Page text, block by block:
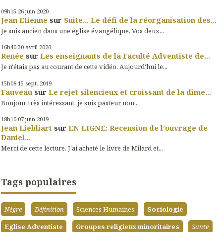
09h15 26 juin 2020
Jean Etienne sur Suite... Le défi de la réorganisation des...
Je suis ancien dans une église évangélique. Vos deux...
16h40 30 avril 2020
Renée sur Les enseignants de la Faculté Adventiste de...
Je n'étais pas au courant de cette vidéo. Aujourd'hui le...
15h08 15 sept. 2019
Fauveau sur Le rejet silencieux et croissant de la dîme...
Bonjour, très intéressant, je suis pasteur non...
18h10 07 juin 2019
Jean Liebliart sur EN LIGNE: Recension de l'ouvrage de
Daniel...
Merci de cette lecture. J'ai acheté le livre de Milard et...
Tags populaires
Nègre Définition Sciences Humaines
Sociologie
Eglise Adventiste
Groupes religieux minoritaires
Sante